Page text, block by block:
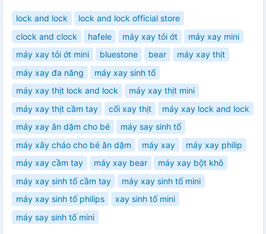
lock and lock
lock and lock official store
clock and clock
hafele máy xay tỏi ớt
máy xay mini
máy xay tỏi ớt mini
bluestone bear
máy xay thịt
máy xay đa năng
máy xay sinh tố
máy xay thịt lock and lock
máy xay thịt mini
máy xay thịt cầm tay
cối xay thịt
máy xay lock and lock
máy xay ăn dặm cho bé
máy say sinh tố
máy xây cháo cho bé ăn dặm
máy xay
máy xay philip
máy xay cầm tay
máy xay bear
máy xay bột khô
máy xay sinh tố cầm tay
máy xay sinh tố mini
máy xay sinh tố philips
xay sinh tố mini
máy say sinh tố mini